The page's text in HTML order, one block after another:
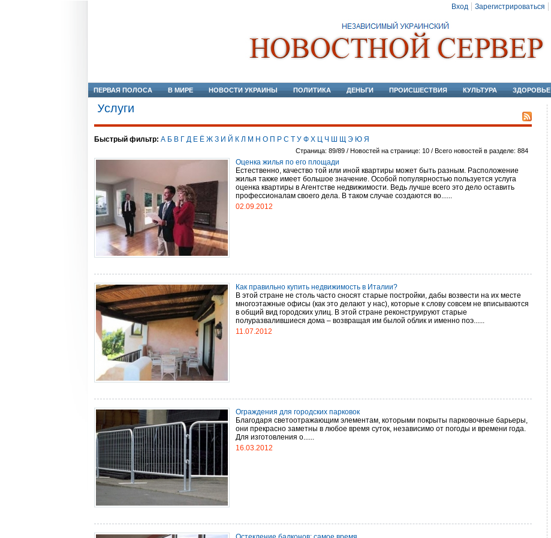
Вход Зарегистрироваться
ПЕРВАЯ ПОЛОСА В МИРЕ НОВОСТИ УКРАИНЫ ПОЛИТИКА ДЕНЬГИ ПРОИСШЕСТВИЯ КУЛЬТУРА ЗДОРОВЬЕ
Услуги
Быстрый фильтр: А Б В Г Д Е Ё Ж З И Й К Л М Н О П Р С Т У Ф Х Ц Ч Ш Щ Э Ю Я
Страница: 89/89 / Новостей на странице: 10 / Всего новостей в разделе: 884
Оценка жилья по его площади
Естественно, качество той или иной квартиры может быть разным. Расположение
жилья также имеет большое значение. Особой популярностью пользуется услуга
оценка квартиры в Агентстве недвижимости. Ведь лучше всего это дело оставить
профессионалам своего дела. В таком случае создаются во......
02.09.2012
Как правильно купить недвижимость в Италии?
В этой стране не столь часто сносят старые постройки, дабы возвести на их месте
многоэтажные офисы (как это делают у нас), которые к слову совсем не вписываются
в общий вид городских улиц. В этой стране реконструируют старые
полуразвалившиеся дома – возвращая им былой облик и именно поэ......
11.07.2012
Ограждения для городских парковок
Благодаря светоотражающим элементам, которыми покрыты парковочные барьеры,
они прекрасно заметны в любое время суток, независимо от погоды и времени года.
Для изготовления о......
16.03.2012